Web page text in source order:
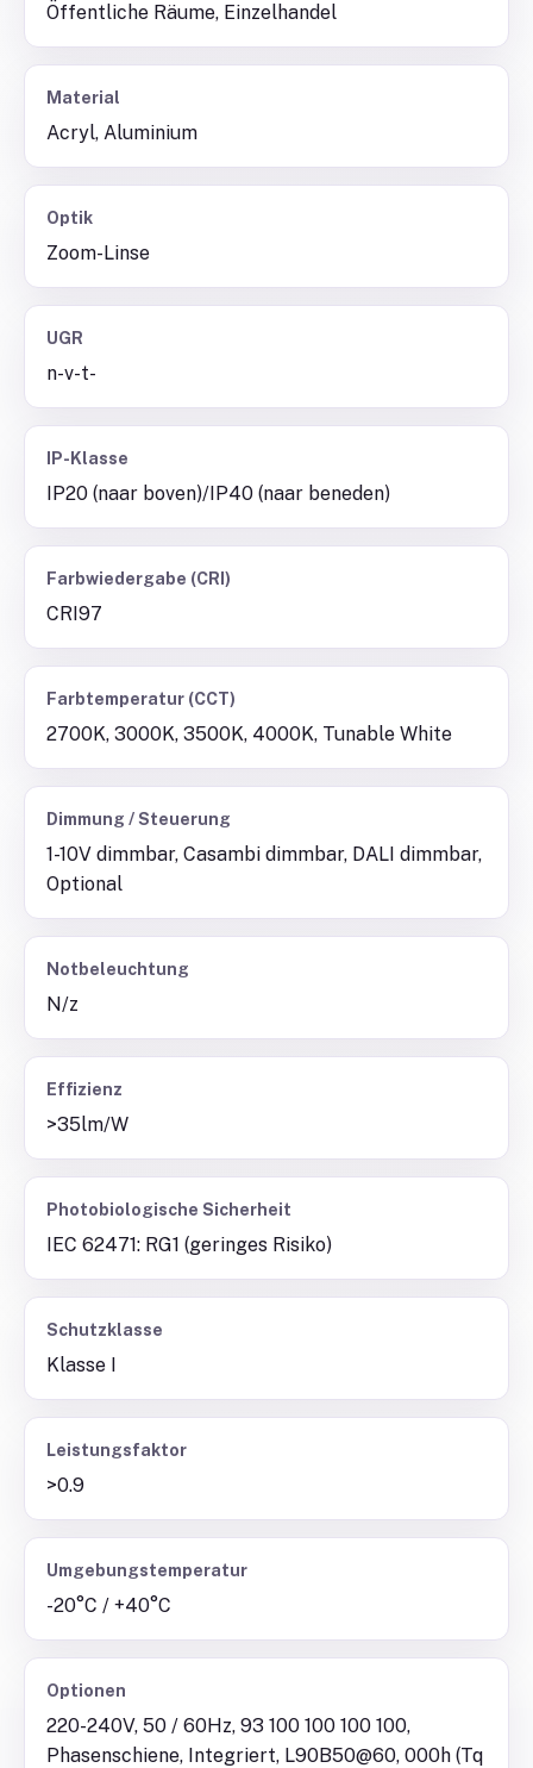
Öffentliche Räume, Einzelhandel
Material
Acryl, Aluminium
Optik
Zoom-Linse
UGR
n-v-t-
IP-Klasse
IP20 (naar boven)/IP40 (naar beneden)
Farbwiedergabe (CRI)
CRI97
Farbtemperatur (CCT)
2700K, 3000K, 3500K, 4000K, Tunable White
Dimmung / Steuerung
1-10V dimmbar, Casambi dimmbar, DALI dimmbar,
Optional
Notbeleuchtung
N/z
Effizienz
>35lm/W
Photobiologische Sicherheit
IEC 62471: RG1 (geringes Risiko)
Schutzklasse
Klasse I
Leistungsfaktor
>0.9
Umgebungstemperatur
-20°C / +40°C
Optionen
220-240V, 50 / 60Hz, 93 100 100 100 100,
Phasenschiene, Integriert, L90B50@60, 000h (Tq